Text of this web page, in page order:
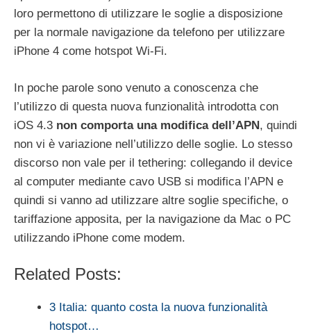
loro permettono di utilizzare le soglie a disposizione
per la normale navigazione da telefono per utilizzare
iPhone 4 come hotspot Wi-Fi.
In poche parole sono venuto a conoscenza che
l’utilizzo di questa nuova funzionalità introdotta con
iOS 4.3 non comporta una modifica dell’APN, quindi
non vi è variazione nell’utilizzo delle soglie. Lo stesso
discorso non vale per il tethering: collegando il device
al computer mediante cavo USB si modifica l’APN e
quindi si vanno ad utilizzare altre soglie specifiche, o
tariffazione apposita, per la navigazione da Mac o PC
utilizzando iPhone come modem.
Related Posts:
3 Italia: quanto costa la nuova funzionalità
hotspot…